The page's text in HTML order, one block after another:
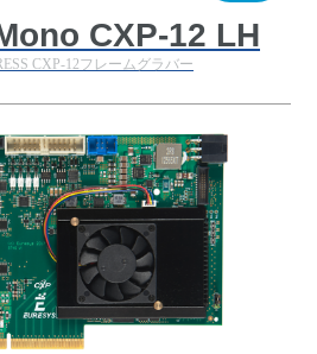
CXP-12 LH
CXP-12フレームグラバー